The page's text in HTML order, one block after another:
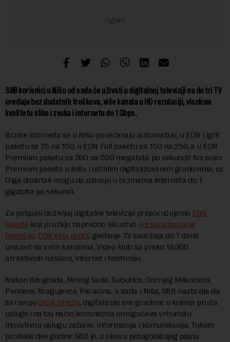
SBB korisnici u Nišu od sada će uživati u digitalnoj televiziji na do tri TV
uređaja bez dodatnih troškova, više kanala u HD rezoluciji, visokom
kvalitetu slike i zvuka i internetu do 1 Gbps.
Brzine interneta se u Nišu povećavaju automatski, u EON Light
paketu sa 75 na 150, u EON Full paketu sa 150 na 250, a u EON
Premium paketu sa 300 na 500 megabita po sekundi! Korisnici
Premium paketa u Nišu i ostalim digitalizovanim gradovima, uz
Giga dodatak mogu da uživaju u brzinama interneta do 1
gigabita po sekundi.
Za potpuni doživljaj digitalne televizije preporučujemo EON
pakete koji pružaju napredno iskustvo personalizovane
televizije, EON Kids profil, gledanje TV sadržaja do 7 dana
unazad na svim kanalima, Video klub sa preko 18.000
atraktivnih naslova, internet i telefoniju.
Nakon Beograda, Novog Sada, Subotice, Gornjeg Milanovca,
Pančeva, Kragujevca, Paraćina, a sada i Niša, SBB nastavlja da
širi svoju GIGA mrežu, digitalizuje sve gradove u kojima pruža
usluge i na taj način korisnicma omogućava vrhunsku
inovativnu uslugu zabave, informacija i komunikacija. Tokom
protekle dve godine SBB je, u okviru petogodišnjeg plana